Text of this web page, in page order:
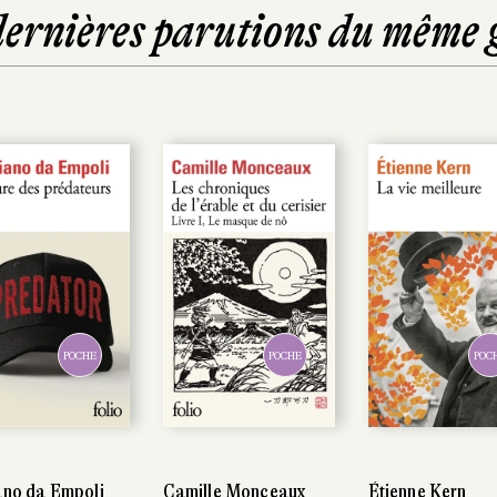
parutions du même
POCHE
Camille Monceaux
POCHE
Étienne Kern
POCHE
Camille Monceaux
POCHE
Étienne Kern